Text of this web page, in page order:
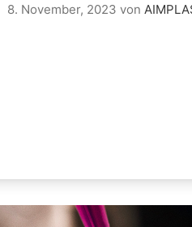
8. November, 2023 von